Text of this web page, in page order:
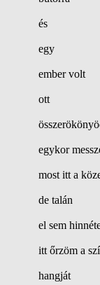
és
egy
ember volt
ott
egykor
most itt a
de talán
el sem
itt őrzöm a
hangját